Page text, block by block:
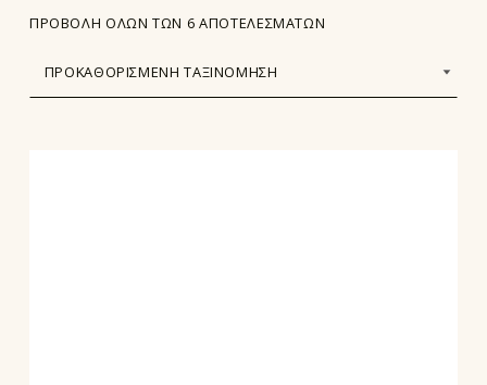
ΠΡΟΒΟΛΉ ΌΛΩΝ ΤΩΝ 6 ΑΠΟΤΕΛΕΣΜΆΤΩΝ